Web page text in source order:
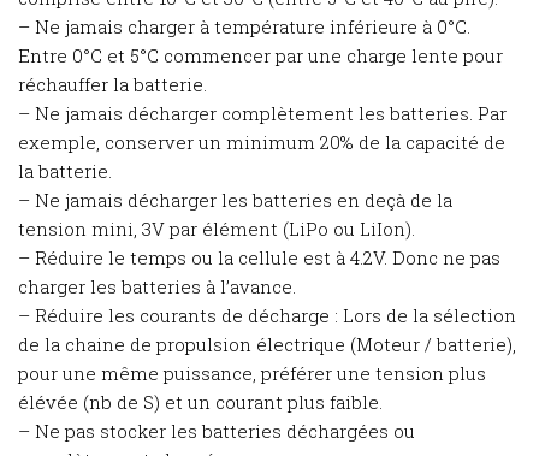
– Ne jamais charger à température inférieure à 0°C.
Entre 0°C et 5°C commencer par une charge lente pour
réchauffer la batterie.
– Ne jamais décharger complètement les batteries. Par
exemple, conserver un minimum 20% de la capacité de
la batterie.
– Ne jamais décharger les batteries en deçà de la
tension mini, 3V par élément (LiPo ou LiIon).
– Réduire le temps ou la cellule est à 4.2V. Donc ne pas
charger les batteries à l’avance.
– Réduire les courants de décharge : Lors de la sélection
de la chaine de propulsion électrique (Moteur / batterie),
pour une même puissance, préférer une tension plus
élévée (nb de S) et un courant plus faible.
– Ne pas stocker les batteries déchargées ou